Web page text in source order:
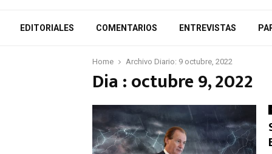
EDITORIALES COMENTARIOS ENTREVISTAS
Home Archivo Diario: 9 octubre, 2022
Dia : octubre 9, 2022